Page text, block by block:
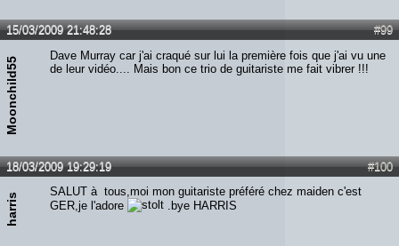
#99
15/03/2009 21:48:28
Moonchild55
Dave Murray car j'ai craqué sur lui la première fois que j'ai vu une
de leur vidéo.... Mais bon ce trio de guitariste me fait vibrer !!!
#100
18/03/2009 19:29:19
harris
SALUT à tous,moi mon guitariste préféré chez maiden c'est
GER,je l'adore
.bye HARRIS